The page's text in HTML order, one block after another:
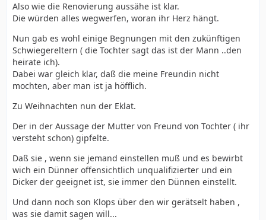
Also wie die Renovierung aussähe ist klar.
Die würden alles wegwerfen, woran ihr Herz hängt.
Nun gab es wohl einige Begnungen mit den zukünftigen
Schwiegereltern ( die Tochter sagt das ist der Mann ..den
heirate ich).
Dabei war gleich klar, daß die meine Freundin nicht
mochten, aber man ist ja höfflich.
Zu Weihnachten nun der Eklat.
Der in der Aussage der Mutter von Freund von Tochter ( ihr
versteht schon) gipfelte.
Daß sie , wenn sie jemand einstellen muß und es bewirbt
wich ein Dünner offensichtlich unqualifizierter und ein
Dicker der geeignet ist, sie immer den Dünnen einstellt.
Und dann noch son Klops über den wir gerätselt haben ,
was sie damit sagen will...